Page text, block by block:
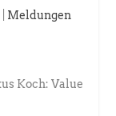
Meldungen